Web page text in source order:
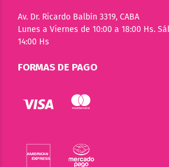
Av. Dr. Ricardo Balbín 3319, CABA
Lunes a Viernes de 10:00 a 18:00 Hs.
14:00 Hs
FORMAS DE PAGO